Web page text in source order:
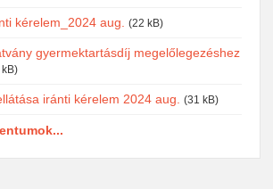
kérelem_2024 aug. (22 kB)
gyermektartásdíj megelőlegezéshez
iránti kérelem 2024 aug. (31 kB)